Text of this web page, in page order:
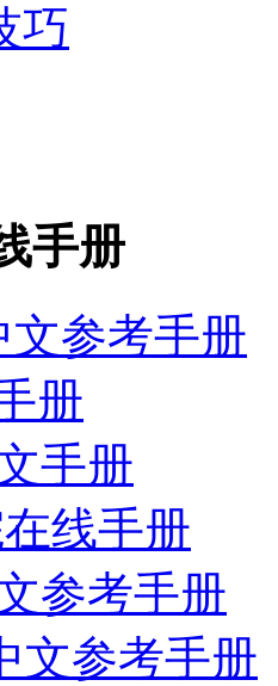
巧
手册
文参考手册
册
手册
线手册
参考手册
文参考手册